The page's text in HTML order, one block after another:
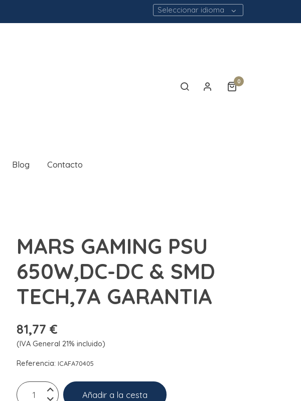
Seleccionar idioma
0
Blog Contacto
MARS GAMING PSU
650W,DC-DC & SMD
TECH,7A GARANTIA
81,77 €
(IVA General 21% incluido)
Referencia: ICAFA70405
Añadir a la cesta